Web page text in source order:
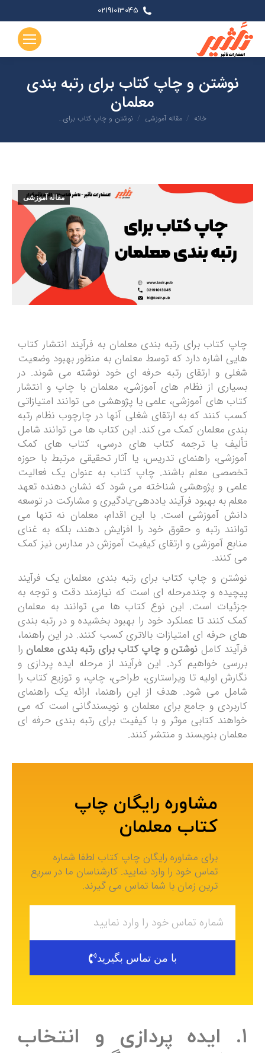
02191013045
نوشتن و چاپ کتاب برای رتبه بندی
معلمان
شما اینجا هستید:
خانه مقاله آموزشی نوشتن و چاپ کتاب برای…
مقاله آموزشی
چاپ کتاب برای رتبه بندی معلمان به فرآیند انتشار کتاب
هایی اشاره دارد که توسط معلمان به منظور بهبود وضعیت
شغلی و ارتقای رتبه حرفه ای خود نوشته می شوند. در
بسیاری از نظام های آموزشی، معلمان با چاپ و انتشار
کتاب های آموزشی، علمی یا پژوهشی می توانند امتیازاتی
کسب کنند که به ارتقای شغلی آنها در چارچوب نظام رتبه
بندی معلمان کمک می کند. این کتاب ها می توانند شامل
تألیف یا ترجمه کتاب های درسی، کتاب های کمک
آموزشی، راهنمای تدریس، یا آثار تحقیقی مرتبط با حوزه
تخصصی معلم باشند. چاپ کتاب به عنوان یک فعالیت
علمی و پژوهشی شناخته می شود که نشان دهنده تعهد
معلم به بهبود فرآیند یاددهی-یادگیری و مشارکت در توسعه
دانش آموزشی است. با این اقدام، معلمان نه تنها می
توانند رتبه و حقوق خود را افزایش دهند، بلکه به غنای
منابع آموزشی و ارتقای کیفیت آموزش در مدارس نیز کمک
می کنند.
نوشتن و چاپ کتاب برای رتبه بندی معلمان یک فرآیند
پیچیده و چندمرحله ای است که نیازمند دقت و توجه به
جزئیات است. این نوع کتاب ها می توانند به معلمان
کمک کنند تا عملکرد خود را بهبود بخشیده و در رتبه بندی
های حرفه ای امتیازات بالاتری کسب کنند. در این راهنما،
فرآیند کامل نوشتن و چاپ کتاب برای رتبه بندی معلمان را
بررسی خواهیم کرد. این فرآیند از مرحله ایده پردازی و
نگارش اولیه تا ویراستاری، طراحی، چاپ، و توزیع کتاب را
شامل می شود. هدف از این راهنما، ارائه یک راهنمای
کاربردی و جامع برای معلمان و نویسندگانی است که می
خواهند کتابی موثر و با کیفیت برای رتبه بندی حرفه ای
معلمان بنویسند و منتشر کنند.
مشاوره رایگان چاپ
کتاب معلمان
برای مشاوره رایگان چاپ کتاب لطفا شماره
تماس خود را وارد نمایید. کارشناسان ما در سریع
ترین زمان با شما تماس می گیرند.
با من تماس بگیرید
۱. ایده پردازی و انتخاب